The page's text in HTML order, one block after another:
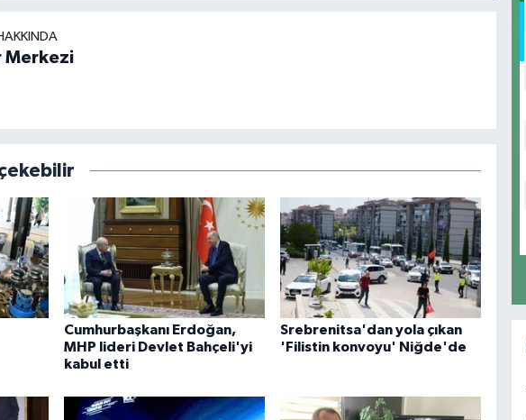
Merkezi
Cumhurbaşkanı Erdoğan,
MHP lideri Devlet Bahçeli'yi
kabul etti
Srebrenitsa'dan yola çıkan
'Filistin konvoyu' Niğde'de